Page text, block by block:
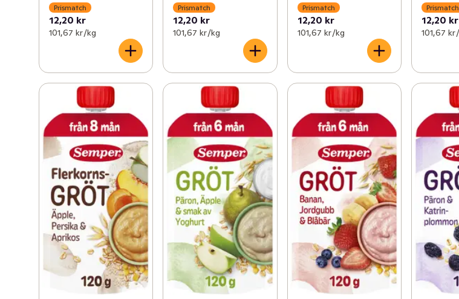
Prismatch
12,20 kr
101,67 kr /kg
Prismatch
12,20 kr
101,67 kr /kg
Prismatch
12,20 kr
101,67 kr /kg
Prismatch
12,20 kr
101,67 kr